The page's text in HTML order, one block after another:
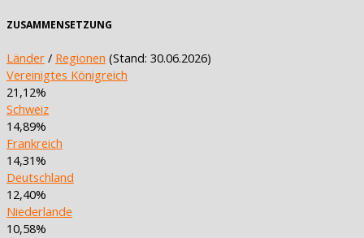
ZUSAMMENSETZUNG
Länder / Regionen (Stand: 30.06.2026)
Vereinigtes Königreich
21,12%
Schweiz
14,89%
Frankreich
14,31%
Deutschland
12,40%
Niederlande
10,58%